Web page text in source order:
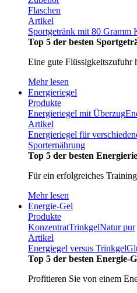
Flaschen
Artikel
Sportgetränk mit 80 Gramm
Top 5 der besten
Eine gute Flüssigkeitszufuhr
Mehr lesen
Energieriegel
Produkte
Energieriegel mit Überzug
Artikel
Energieriegel für
Sporternährung
Top 5 der besten
Für ein erfolgreiches
Mehr lesen
Energie-Gel
Produkte
KonzentratTrinkgelNatur pur
Artikel
Energiegel versus Trinkgel
Top 5 der besten Energie-
Profitieren Sie von einem